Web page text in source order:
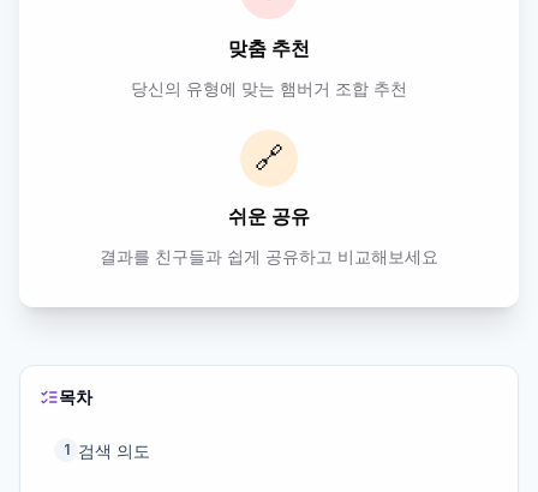
맞춤 추천
당신의 유형에 맞는 햄버거 조합 추천
🔗
쉬운 공유
결과를 친구들과 쉽게 공유하고 비교해보세요
목차
1 검색 의도